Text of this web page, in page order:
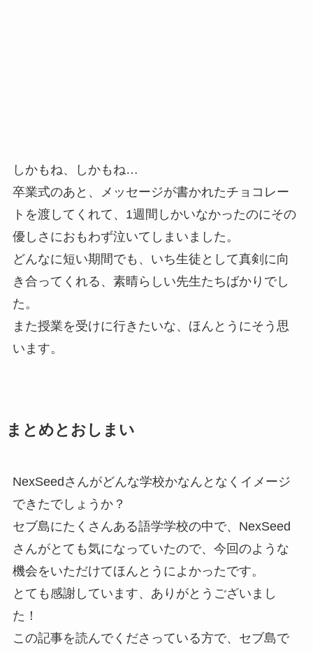
しかもね、しかもね…
卒業式のあと、メッセージが書かれたチョコレー
トを渡してくれて、1週間しかいなかったのにその
優しさにおもわず泣いてしまいました。
どんなに短い期間でも、いち生徒として真剣に向
き合ってくれる、素晴らしい先生たちばかりでし
た。
また授業を受けに行きたいな、ほんとうにそう思
います。
まとめとおしまい
NexSeedさんがどんな学校かなんとなくイメージ
できたでしょうか？
セブ島にたくさんある語学学校の中で、NexSeed
さんがとても気になっていたので、今回のような
機会をいただけてほんとうによかったです。
とても感謝しています、ありがとうございまし
た！
この記事を読んでくださっている方で、セブ島で